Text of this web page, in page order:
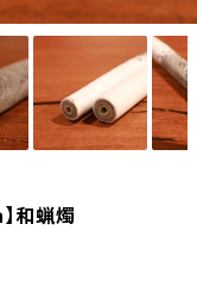
】和蝋燭